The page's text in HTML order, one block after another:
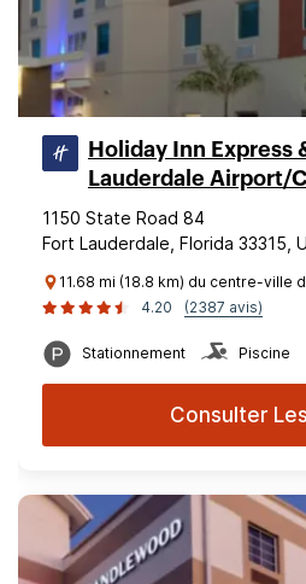
Holiday Inn Express
Lauderdale Airport/
1150 State Road 84
Fort Lauderdale, Florida 33315,
11.68 mi (18.8 km) du centre-ville
4.20
(2387 avis)
Stationnement Piscine
Consulter